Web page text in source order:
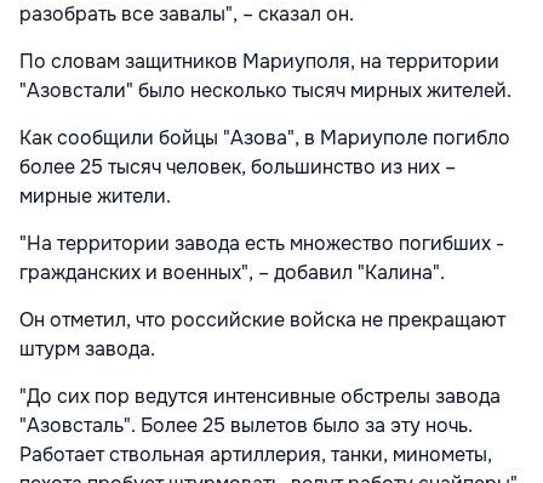
разобрать все завалы", – сказал он.
По словам защитников Мариуполя, на территории
"Азовстали" было несколько тысяч мирных жителей.
Как сообщили бойцы "Азова", в Мариуполе погибло
более 25 тысяч человек, большинство из них –
мирные жители.
"На территории завода есть множество погибших -
гражданских и военных", – добавил "Калина".
Он отметил, что российские войска не прекращают
штурм завода.
"До сих пор ведутся интенсивные обстрелы завода
"Азовсталь". Более 25 вылетов было за эту ночь.
Работает ствольная артиллерия, танки, минометы,